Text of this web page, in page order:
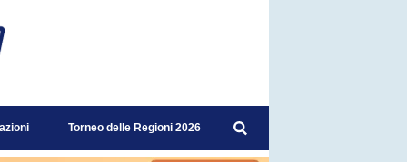
Torneo delle Regioni 2026